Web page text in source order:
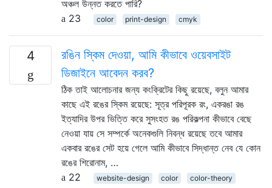
অঞ্চল উন্নত করতে পারি?
23
color print-design cmyk
4
রঙিন স্কিম দেওয়া, আমি কীভাবে ওয়েবসাইট
ডিজাইনে আবেদন করব?
ঠিক তাই আলোচনার জন্য কংক্রিটের কিছু রয়েছে, বলুন আমার
কাছে এই রঙের স্কিম রয়েছে: সূত্র পরিপূরক রং, একরঙা রঙ
ইত্যাদির উপর ভিত্তি করে সুসংহত রঙ পরিকল্পনা কীভাবে বেছে
নেওয়া যায় সে সম্পর্কে অনেকগুলি নিবন্ধ রয়েছে তবে আমার
একবার রঙের সেট হয়ে গেলে আমি কীভাবে সিদ্ধান্ত নেব যে কোন
রঙের শিরোনাম, …
22
website-design color color-theory